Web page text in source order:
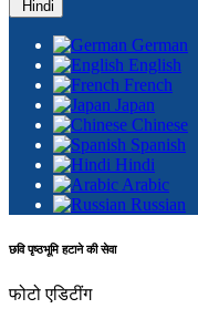
Hindi
German
English
French
Japan
Chinese
Spanish
Hindi
Arabic
Russian
छवि पृष्ठभूमि हटाने की सेवा
फोटो एडिटींग